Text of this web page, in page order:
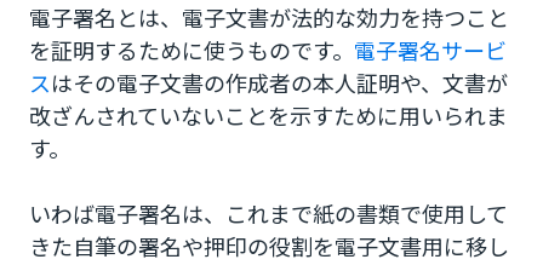
電子署名の種類は
公開鍵暗号方式を使った当事者型電子署名
電子証明書の活用
手順
サービス事業者が仲介をする立会人型電子署名
電子署名とは、電子文書が法的な効力を持つこと
を証明するために使うものです。 電子署名サービ
スはその電子文書の作成者の本人証明や、文書が
改ざんされていないことを示すために用いられま
す。
いわば電子署名は、これまで紙の書類で使用して
きた自筆の署名や押印の役割を電子文書用に移し